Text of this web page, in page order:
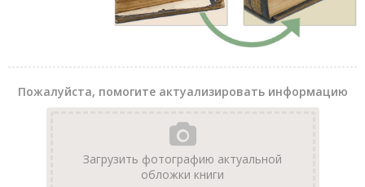
Пожалуйста, помогите актуализировать информацию
Загрузить фотографию актуальной
обложки книги